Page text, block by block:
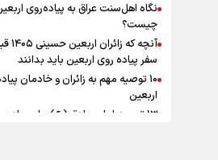
اینفوبرنا/ سقف معافیت مالیاتی
حقوق کارکنان دولت و
در بودجه ۱۴۰۵ چقدر است؟
نگاه اهل‌سنت عراق به پیاده‌روی
چیست؟
آنچه که
سفر پیاده روی اربعین باید بدانند
۱۰ توصیه مهم به زائران و خادمان
اربعین
۱۳ توصیه امام صادق (ع) برای